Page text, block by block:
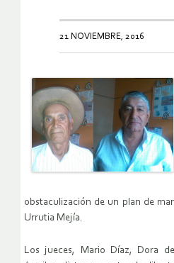
21 NOVIEMBRE, 2016
obstaculización de un plan de
Urrutia Mejía.
Los jueces, Mario Díaz, Dora